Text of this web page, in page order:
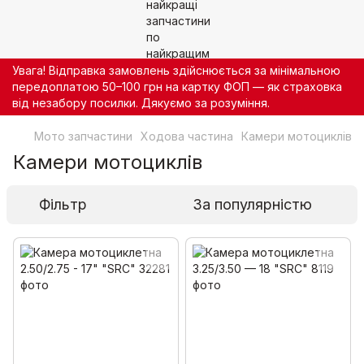
Увага! Відправка замовлень здійснюється за мінімальною
передоплатою 50–100 грн на картку ФОП — як страховка
від незабору посилки. Дякуємо за розуміння.
Мото запчастини Ходова частина Камери мотоциклів
Камери мотоциклів
Фільтр За популярністю